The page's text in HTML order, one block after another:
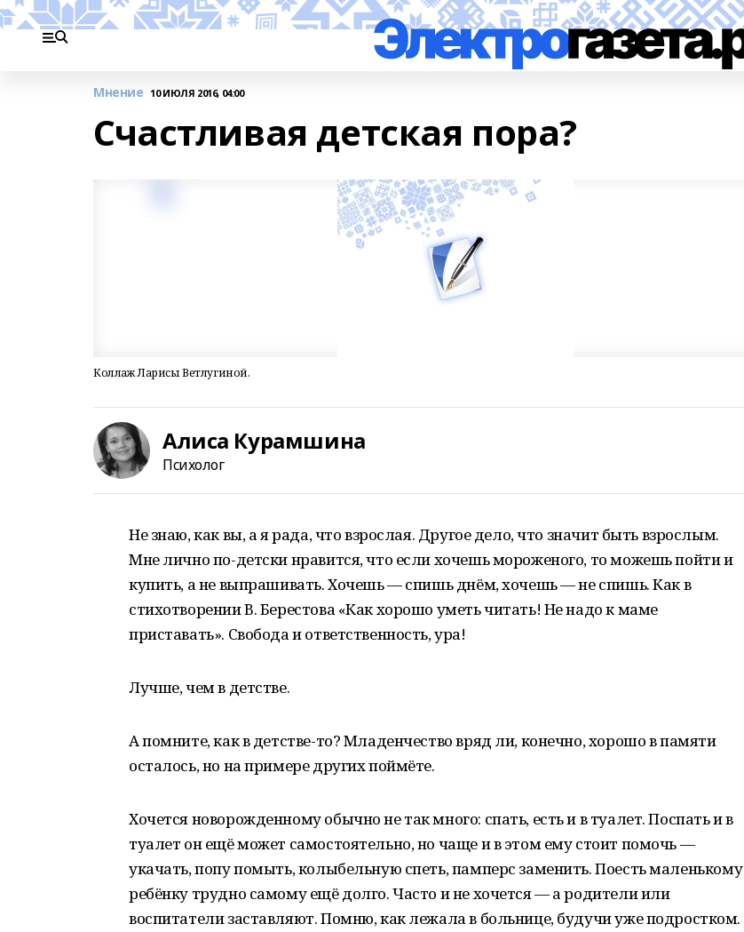
Мнение 10 ИЮЛЯ 2016, 04:00
Счастливая детская пора?
Коллаж Ларисы Ветлугиной.
Алиса Курамшина
Психолог
Не знаю, как вы, а я рада, что взрослая. Другое дело, что значит быть взрослым.
Мне лично по-детски нравится, что если хочешь мороженого, то можешь пойти и
купить, а не выпрашивать. Хочешь — спишь днём, хочешь — не спишь. Как в
стихотворении В. Берестова «Как хорошо уметь читать! Не надо к маме
приставать». Свобода и ответственность, ура!
Лучше, чем в детстве.
А помните, как в детстве-то? Младенчество вряд ли, конечно, хорошо в памяти
осталось, но на примере других поймёте.
Хочется новорожденному обычно не так много: спать, есть и в туалет. Поспать и в
туалет он ещё может самостоятельно, но чаще и в этом ему стоит помочь —
укачать, попу помыть, колыбельную спеть, памперс заменить. Поесть маленькому
ребёнку трудно самому ещё долго. Часто и не хочется — а родители или
воспитатели заставляют. Помню, как лежала в больнице, будучи уже подростком.